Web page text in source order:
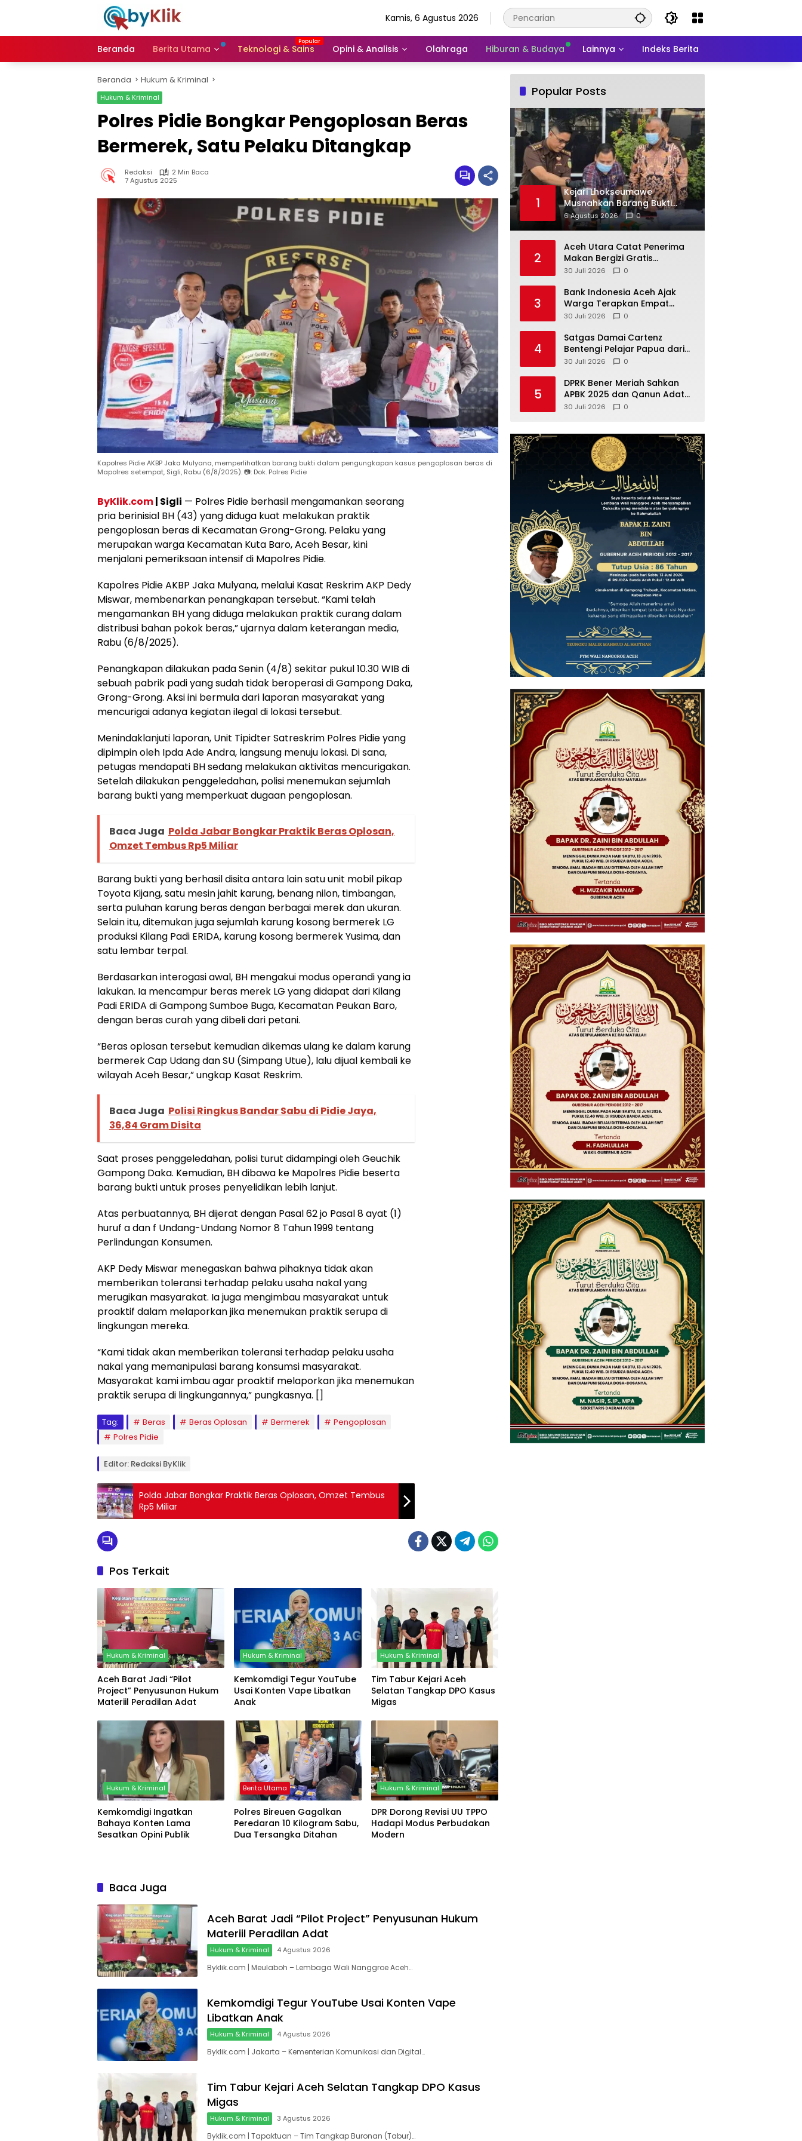
Kamis, 6 Agustus 2026
Beranda Berita Utama Teknologi & Sains Opini & Analisis Olahraga Hiburan & Budaya Lainnya Indeks Berita
Beranda Hukum & Kriminal
Hukum & Kriminal
Polres Pidie Bongkar Pengoplosan Beras
Bermerek, Satu Pelaku Ditangkap
Redaksi
2 Min Baca
7 Agustus 2025
Kapolres Pidie AKBP Jaka Mulyana, memperlihatkan barang bukti dalam pengungkapan kasus pengoplosan beras di
Mapolres setempat, Sigli, Rabu (6/8/2025). 📷: Dok. Polres Pidie
ByKlik.com| Sigli — Polres Pidie berhasil mengamankan seorang
pria berinisial BH (43) yang diduga kuat melakukan praktik
pengoplosan beras di Kecamatan Grong-Grong. Pelaku yang
merupakan warga Kecamatan Kuta Baro, Aceh Besar, kini
menjalani pemeriksaan intensif di Mapolres Pidie.
Kapolres Pidie AKBP Jaka Mulyana, melalui Kasat Reskrim AKP Dedy
Miswar, membenarkan penangkapan tersebut. “Kami telah
mengamankan BH yang diduga melakukan praktik curang dalam
distribusi bahan pokok beras,” ujarnya dalam keterangan media,
Rabu (6/8/2025).
Penangkapan dilakukan pada Senin (4/8) sekitar pukul 10.30 WIB di
sebuah pabrik padi yang sudah tidak beroperasi di Gampong Daka,
Grong-Grong. Aksi ini bermula dari laporan masyarakat yang
mencurigai adanya kegiatan ilegal di lokasi tersebut.
Menindaklanjuti laporan, Unit Tipidter Satreskrim Polres Pidie yang
dipimpin oleh Ipda Ade Andra, langsung menuju lokasi. Di sana,
petugas mendapati BH sedang melakukan aktivitas mencurigakan.
Setelah dilakukan penggeledahan, polisi menemukan sejumlah
barang bukti yang memperkuat dugaan pengoplosan.
Baca Juga Polda Jabar Bongkar Praktik Beras Oplosan,
Omzet Tembus Rp5 Miliar
Barang bukti yang berhasil disita antara lain satu unit mobil pikap
Toyota Kijang, satu mesin jahit karung, benang nilon, timbangan,
serta puluhan karung beras dengan berbagai merek dan ukuran.
Selain itu, ditemukan juga sejumlah karung kosong bermerek LG
produksi Kilang Padi ERIDA, karung kosong bermerek Yusima, dan
satu lembar terpal.
Berdasarkan interogasi awal, BH mengakui modus operandi yang ia
lakukan. Ia mencampur beras merek LG yang didapat dari Kilang
Padi ERIDA di Gampong Sumboe Buga, Kecamatan Peukan Baro,
dengan beras curah yang dibeli dari petani.
“Beras oplosan tersebut kemudian dikemas ulang ke dalam karung
bermerek Cap Udang dan SU (Simpang Utue), lalu dijual kembali ke
wilayah Aceh Besar,” ungkap Kasat Reskrim.
Baca Juga Polisi Ringkus Bandar Sabu di Pidie Jaya,
36,84 Gram Disita
Saat proses penggeledahan, polisi turut didampingi oleh Geuchik
Gampong Daka. Kemudian, BH dibawa ke Mapolres Pidie beserta
barang bukti untuk proses penyelidikan lebih lanjut.
Atas perbuatannya, BH dijerat dengan Pasal 62 jo Pasal 8 ayat (1)
huruf a dan f Undang-Undang Nomor 8 Tahun 1999 tentang
Perlindungan Konsumen.
AKP Dedy Miswar menegaskan bahwa pihaknya tidak akan
memberikan toleransi terhadap pelaku usaha nakal yang
merugikan masyarakat. Ia juga mengimbau masyarakat untuk
proaktif dalam melaporkan jika menemukan praktik serupa di
lingkungan mereka.
“Kami tidak akan memberikan toleransi terhadap pelaku usaha
nakal yang memanipulasi barang konsumsi masyarakat.
Masyarakat kami imbau agar proaktif melaporkan jika menemukan
praktik serupa di lingkungannya,” pungkasnya. []
Tag: Beras Beras Oplosan Bermerek
Pengoplosan
Polres Pidie
Editor: Redaksi ByKlik
Polda Jabar Bongkar Praktik Beras Oplosan, Omzet Tembus
Rp5 Miliar
Pos Terkait
Hukum & Kriminal
Aceh Barat Jadi “Pilot
Project” Penyusunan Hukum
Materiil Peradilan Adat
Hukum & Kriminal
Kemkomdigi Tegur YouTube
Usai Konten Vape Libatkan
Anak
Hukum & Kriminal
Tim Tabur Kejari Aceh
Selatan Tangkap DPO Kasus
Migas
Hukum & Kriminal
Kemkomdigi Ingatkan
Bahaya Konten Lama
Sesatkan Opini Publik
Berita Utama
Polres Bireuen Gagalkan
Peredaran 10 Kilogram Sabu,
Dua Tersangka Ditahan
Hukum & Kriminal
DPR Dorong Revisi UU TPPO
Hadapi Modus Perbudakan
Modern
Baca Juga
Aceh Barat Jadi “Pilot Project” Penyusunan Hukum
Materiil Peradilan Adat
Hukum & Kriminal 4 Agustus 2026
Byklik.com | Meulaboh – Lembaga Wali Nanggroe Aceh…
Kemkomdigi Tegur YouTube Usai Konten Vape
Libatkan Anak
Hukum & Kriminal 4 Agustus 2026
Byklik.com | Jakarta – Kementerian Komunikasi dan Digital…
Tim Tabur Kejari Aceh Selatan Tangkap DPO Kasus
Migas
Hukum & Kriminal 3 Agustus 2026
Byklik.com | Tapaktuan – Tim Tangkap Buronan (Tabur)…
Popular Posts
1
Kejari Lhokseumawe
Musnahkan Barang Bukti
Perkara Inkracht
6 Agustus 2026 0
2
Aceh Utara Catat Penerima
Makan Bergizi Gratis
Terbanyak di Aceh
30 Juli 2026 0
3
Bank Indonesia Aceh Ajak
Warga Terapkan Empat
Langkah Belanja Bijak
30 Juli 2026 0
4
Satgas Damai Cartenz
Bentengi Pelajar Papua dari
Narkoba
30 Juli 2026 0
5
DPRK Bener Meriah Sahkan
APBK 2025 dan Qanun Adat
Gayo
30 Juli 2026 0